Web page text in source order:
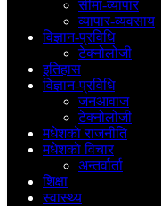
सीमा-व्यापार
व्यापार-व्यवसाय
विज्ञान-प्रविधि
टेक्नोलोजी
इतिहास
विज्ञान-प्रविधि
जनआवाज
टेक्नोलोजी
मधेशकाे राजनीति
मधेशकाे विचार
अन्तर्वार्ता
शिक्षा
स्वास्थ्य